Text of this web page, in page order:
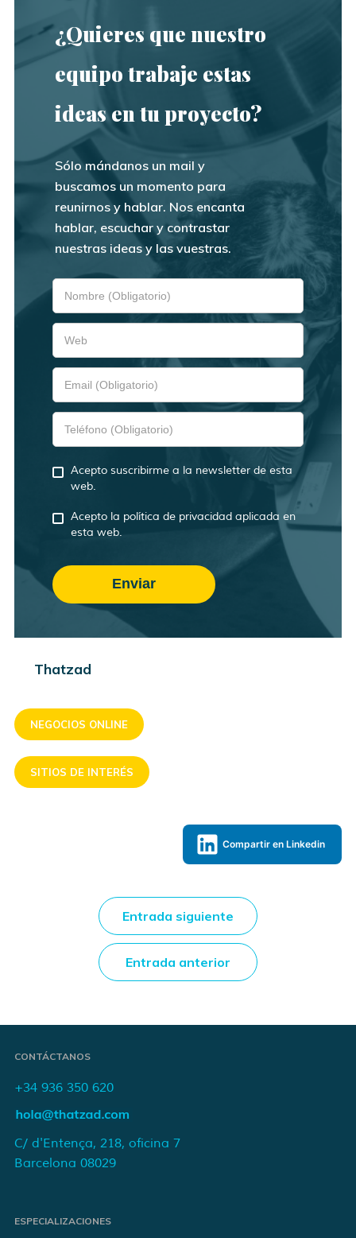
¿Quieres que nuestro
equipo trabaje estas
ideas en tu proyecto?
Sólo mándanos un mail y
buscamos un momento para
reunirnos y hablar. Nos encanta
hablar, escuchar y contrastar
nuestras ideas y las vuestras.
Acepto suscribirme a la newsletter de esta
web.
Acepto la política de privacidad aplicada en
esta web.
Thatzad
NEGOCIOS ONLINE
SITIOS DE INTERÉS
Compartir en Linkedin
Entrada anterior
Entrada siguiente
CONTÁCTANOS
+34 936 350 620
C/ d'Entença, 218, oficina 7
Barcelona 08029
ESPECIALIZACIONES